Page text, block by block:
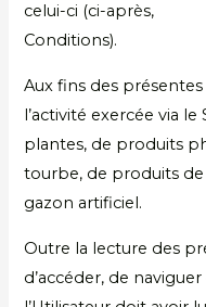
celui-ci (ci-après,
Conditions).
Aux fins des
l’activité exercée via
plantes, de produits
tourbe, de produits
gazon artificiel.
Outre la lecture des
d’accéder, de